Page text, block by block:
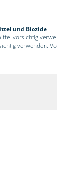
und Biozide
vorsichtig
verwenden.